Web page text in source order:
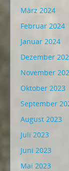
März 2024
Februar 2024
Januar 2024
Dezember
November
Oktober 2023
September
August 2023
Juli 2023
Juni 2023
Mai 2023